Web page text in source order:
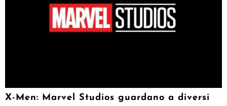
X-Men: Marvel Studios guardano a diversi